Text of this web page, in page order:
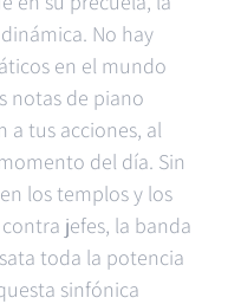
No hay
en el mundo
notas de piano
a tus acciones, al
del día. Sin
los templos y los
jefes, la banda
toda la potencia
sinfónica